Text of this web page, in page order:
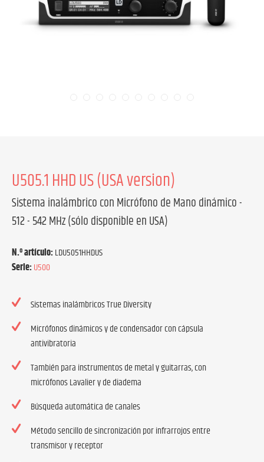
U505.1 HHD US (USA version)
Sistema inalámbrico con Micrófono de Mano dinámico -
512 - 542 MHz (sólo disponible en USA)
N.º artículo:LDU5051HHDUS
Serie:U500
Sistemas inalámbricos True Diversity
Micrófonos dinámicos y de condensador con cápsula
antivibratoria
También para instrumentos de metal y guitarras, con
micrófonos Lavalier y de diadema
Búsqueda automática de canales
Método sencillo de sincronización por infrarrojos entre
transmisor y receptor